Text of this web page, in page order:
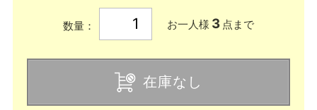
数量： お一人様 3 点まで
在庫なし